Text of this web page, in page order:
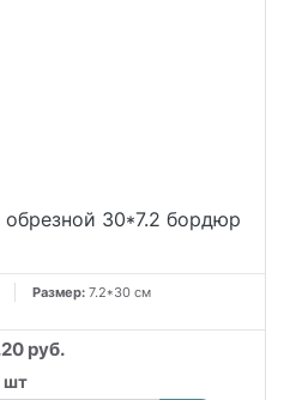
обрезной 30*7.2 бордюр
Размер: 7.2*30 см
руб.
шт